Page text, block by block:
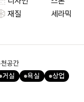
재질
세라믹
공간
거실
욕실 상업